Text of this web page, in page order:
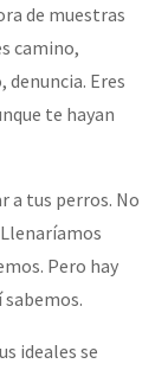
de muestras
camino,
denuncia. Eres
te hayan
a tus perros. No
Pero hay
sabemos.
ideales se